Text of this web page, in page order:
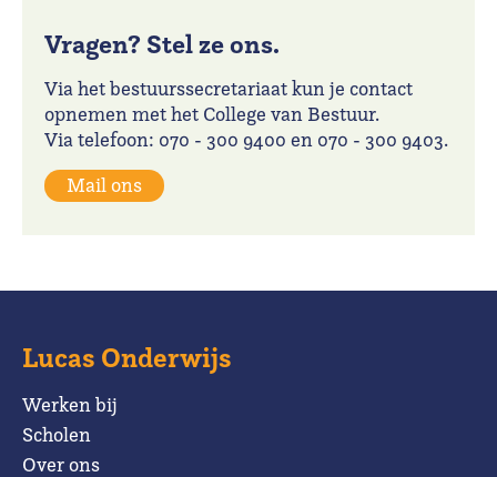
Vragen? Stel ze ons.
Via het bestuurssecretariaat kun je contact
opnemen met het College van Bestuur.
Via telefoon: 070 - 300 9400 en 070 - 300 9403.
Mail ons
Lucas Onderwijs
Werken bij
Scholen
Over ons